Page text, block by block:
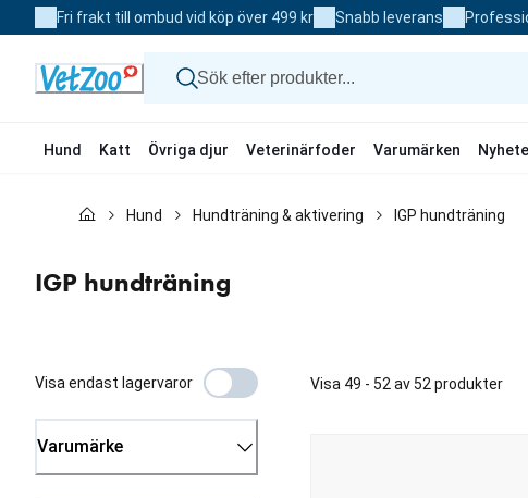
to
Fri frakt till ombud vid köp över 499 kr Snabb leverans
Hund Katt Övriga djur Veterinärfoder Varumärken
Varumärken
Hund Hundträning & aktivering IGP hundträning
IGP hundträning
Visa endast lagervaror
Varumärke
Visa 49 - 52 av 52 produkter